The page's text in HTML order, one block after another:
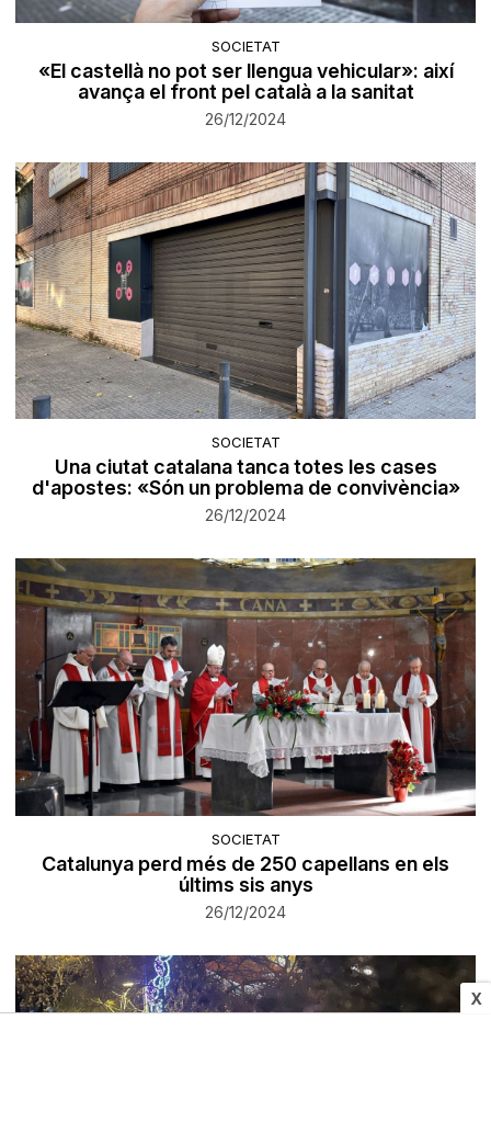
X
SOCIETAT
«El castellà no pot ser llengua vehicular»: així
avança el front pel català a la sanitat
26/12/2024
SOCIETAT
Una ciutat catalana tanca totes les cases
d'apostes: «Són un problema de convivència»
26/12/2024
SOCIETAT
Catalunya perd més de 250 capellans en els
últims sis anys
26/12/2024